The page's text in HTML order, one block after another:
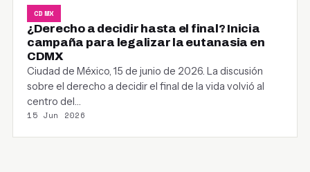
CDMX
¿Derecho a decidir hasta el final? Inicia
campaña para legalizar la eutanasia en
CDMX
Ciudad de México, 15 de junio de 2026. La discusión
sobre el derecho a decidir el final de la vida volvió al
centro del…
15 Jun 2026